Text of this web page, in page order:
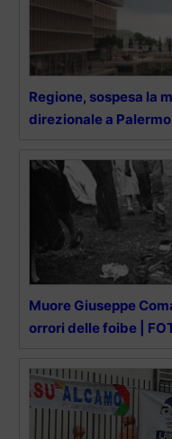
Regione, sospesa la
direzionale a Palermo
Muore Giuseppe
orrori delle foibe |